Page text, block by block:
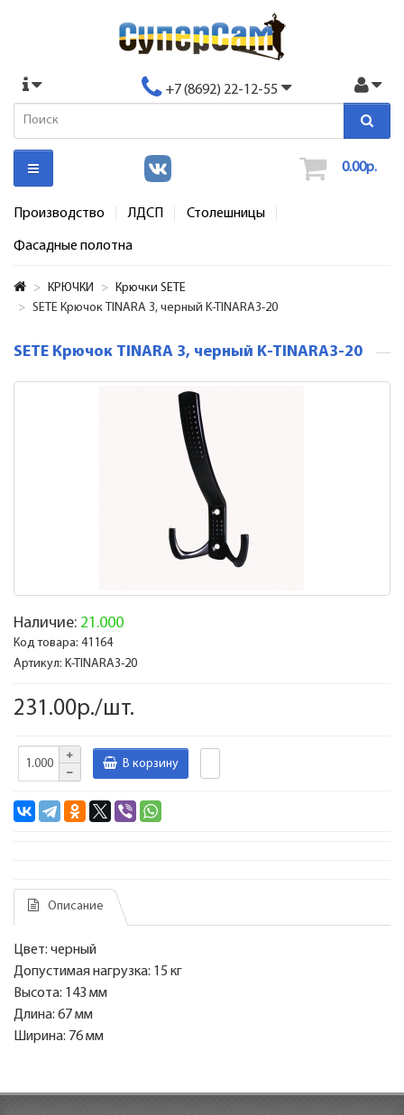
+7 (8692) 22-12-55
0.00р.
Производство ЛДСП Столешницы
Фасадные полотна
КРЮЧКИ
Крючки SETE
SETE Крючок TINARA 3, черный K-TINARA3-20
SETE Крючок TINARA 3, черный K-TINARA3-20
Наличие: 21.000
Код товара: 41164
Артикул: K-TINARA3-20
231.00р./шт.
В корзину
Описание
Цвет: черный
Допустимая нагрузка: 15 кг
Высота: 143 мм
Длина: 67 мм
Ширина: 76 мм